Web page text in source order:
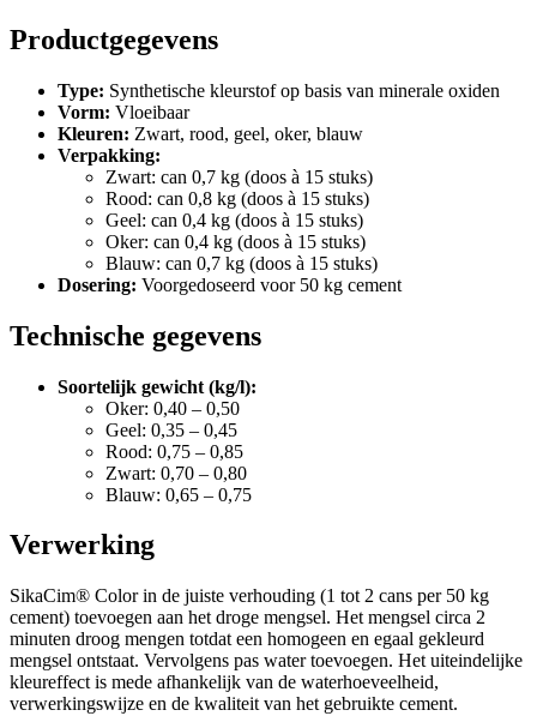
Productgegevens
Type: Synthetische kleurstof op basis van minerale oxiden
Vorm: Vloeibaar
Kleuren: Zwart, rood, geel, oker, blauw
Verpakking:
Zwart: can 0,7 kg (doos à 15 stuks)
Rood: can 0,8 kg (doos à 15 stuks)
Geel: can 0,4 kg (doos à 15 stuks)
Oker: can 0,4 kg (doos à 15 stuks)
Blauw: can 0,7 kg (doos à 15 stuks)
Dosering: Voorgedoseerd voor 50 kg cement
Technische gegevens
Soortelijk gewicht (kg/l):
Oker: 0,40 – 0,50
Geel: 0,35 – 0,45
Rood: 0,75 – 0,85
Zwart: 0,70 – 0,80
Blauw: 0,65 – 0,75
Verwerking
SikaCim® Color in de juiste verhouding (1 tot 2 cans per 50 kg
cement) toevoegen aan het droge mengsel. Het mengsel circa 2
minuten droog mengen totdat een homogeen en egaal gekleurd
mengsel ontstaat. Vervolgens pas water toevoegen. Het uiteindelijke
kleureffect is mede afhankelijk van de waterhoeveelheid,
verwerkingswijze en de kwaliteit van het gebruikte cement.